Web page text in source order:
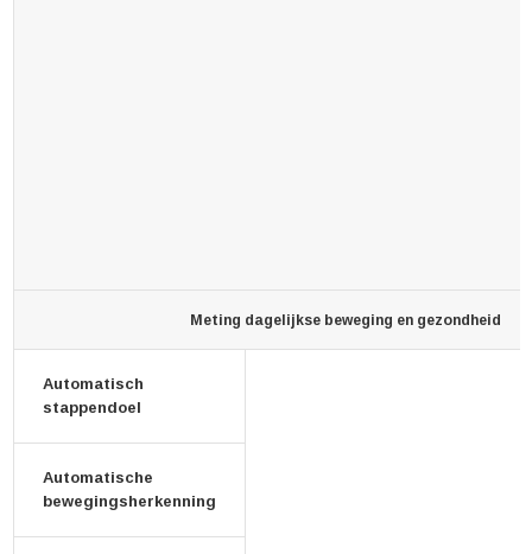
Meting dagelijkse beweging en gezondheid
Automatisch
stappendoel
Automatische
bewegingsherkenning